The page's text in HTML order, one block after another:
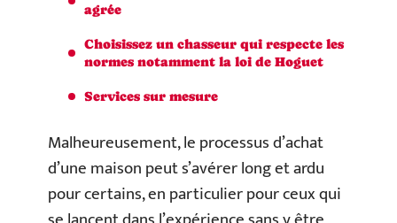
agrée
Choisissez un chasseur qui respecte les
normes notamment la loi de Hoguet
Services sur mesure
Malheureusement, le processus d’achat
d’une maison peut s’avérer long et ardu
pour certains, en particulier pour ceux qui